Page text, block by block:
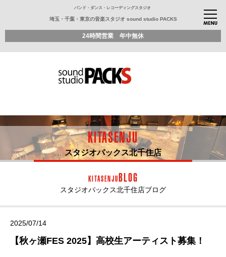
バンド・ダンス・レコーディングスタジオ
埼玉・千葉・東京の音楽スタジオ sound studio PACKS
24時間営業 年中無休
KITASENJU
スタジオパックス北千住店
KITASENJUBLOG
スタジオパックス北千住店ブログ
2025/07/14
【秋ヶ瀬FES 2025】高校生アーティスト募集！